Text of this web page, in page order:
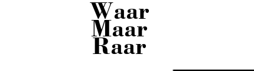
Waar
Maar
Raar